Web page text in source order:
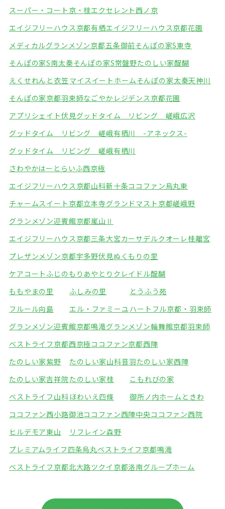
スーパー・コート京・桂エクセレント西ノ京
エイジフリーハウス京都有栖エイジフリーハウス京都花園
メディカルグランメゾン京都五条御前そんぽの家S東寺
そんぽの家S南太秦そんぽの家S常盤野たのしい家醍醐
えくせれんと衣笠マイスイートホームそんぽの家太秦天神川
そんぽの家京都羽束師なごやかレジデンス京都花園
アプリシェイト伏見グッドタイム リビング 嵯峨広沢
グッドタイム リビング 嵯峨有栖川 -アネックス-
グッドタイム リビング 嵯峨有栖川
さわやかはーとらいふ西京極
エイジフリーハウス京都山科新十条ココファン烏丸東
チャームスイート京都立本寺グランドマスト京都嵯峨野
グランメゾン迎賓館京都嵐山Ⅱ
エイジフリーハウス京都三条大宮カーサデルクオーレ桂離宮
プレザンメゾン京都宇多野伏見ぬくもりの里
ケアコートふじのもり あやとりクレイドル醍醐
ももやまの里
ふしみの里
とうふう苑
フルール向島
エル・ファミーユ ハートフル京都・羽束師
グランメゾン迎賓館京都鳴滝グランメゾン輪舞館京都羽束師
ベストライフ京都西京極ココファン京都西陣
たのしい家紫野
たのしい家山科音羽たのしい家西陣
たのしい家吉祥院たのしい家桂
こもれびの家
ベストライフ山科 ほわいえ四條
御所ノ内ホームときわ
ココファン西小路御池ココファン西陣中央ココファン西院
ヒルデモア東山
リフレイン森野
プレミアムライフ四条烏丸ベストライフ京都鳴滝
ベストライフ京都北大路ツクイ京都洛南グループホーム